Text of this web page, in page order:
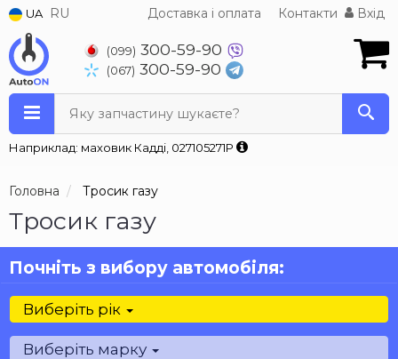
UA RU Доставка і оплата Контакти Вхід
(099) 300-59-90
(067) 300-59-90
Яку запчастину шукаєте?
Наприклад: маховик Кадді, 027105271P
Головна Тросик газу
Тросик газу
Почніть з вибору автомобіля:
Виберіть рік
Виберіть марку